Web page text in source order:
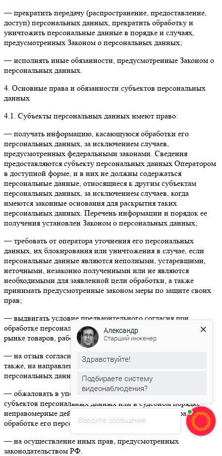
— прекратить передачу (распространение, предоставление,
доступ) персональных данных, прекратить обработку и
уничтожить персональные данные в порядке и случаях,
предусмотренных Законом о персональных данных;
— исполнять иные обязанности, предусмотренные Законом о
персональных данных.
4. Основные права и обязанности субъектов персональных
данных
4.1. Субъекты персональных данных имеют право:
— получать информацию, касающуюся обработки его
персональных данных, за исключением случаев,
предусмотренных федеральными законами. Сведения
предоставляются субъекту персональных данных Оператором
в доступной форме, и в них не должны содержаться
персональные данные, относящиеся к другим субъектам
персональных данных, за исключением случаев, когда
имеются законные основания для раскрытия таких
персональных данных. Перечень информации и порядок ее
получения установлен Законом о персональных данных;
— требовать от оператора уточнения его персональных
данных, их блокирования или уничтожения в случае, если
персональные данные являются неполными, устаревшими,
неточными, незаконно полученными или не являются
необходимыми для заявленной цели обработки, а также
принимать предусмотренные законом меры по защите своих
прав;
— выдвигать условие предварительного согласия при
обработке персональных данных в целях продвижения на
рынке товаров, работ и услуг;
— на отзыв согласия на обработку персональных данных, а
также, на направление требования о прекращении обработки
персональных данных;
— обжаловать в уполномоченный орган по защите прав
субъектов персональных данных или в судебном порядке
неправомерные действия или бездействие Оператора при
обработке его персональных данных;
— на осуществление иных прав, предусмотренных
законодательством РФ.
Введите сообщение
Александр
Старший инженер
Здравствуйте!
видеонаблюдения?
Александрпечатает...